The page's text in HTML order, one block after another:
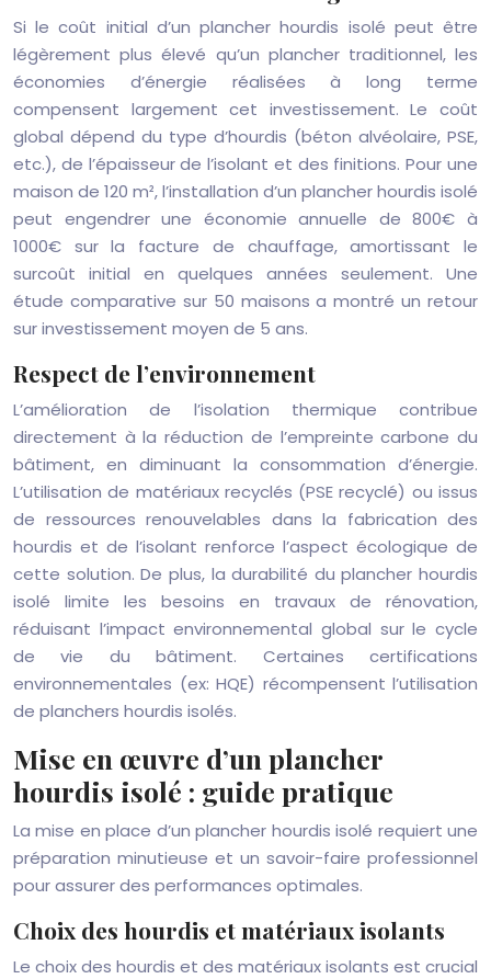
Si le coût initial d’un plancher hourdis isolé peut être
légèrement plus élevé qu’un plancher traditionnel, les
économies d’énergie réalisées à long terme
compensent largement cet investissement. Le coût
global dépend du type d’hourdis (béton alvéolaire, PSE,
etc.), de l’épaisseur de l’isolant et des finitions. Pour une
maison de 120 m², l’installation d’un plancher hourdis isolé
peut engendrer une économie annuelle de 800€ à
1000€ sur la facture de chauffage, amortissant le
surcoût initial en quelques années seulement. Une
étude comparative sur 50 maisons a montré un retour
sur investissement moyen de 5 ans.
Respect de l’environnement
L’amélioration de l’isolation thermique contribue
directement à la réduction de l’empreinte carbone du
bâtiment, en diminuant la consommation d’énergie.
L’utilisation de matériaux recyclés (PSE recyclé) ou issus
de ressources renouvelables dans la fabrication des
hourdis et de l’isolant renforce l’aspect écologique de
cette solution. De plus, la durabilité du plancher hourdis
isolé limite les besoins en travaux de rénovation,
réduisant l’impact environnemental global sur le cycle
de vie du bâtiment. Certaines certifications
environnementales (ex: HQE) récompensent l’utilisation
de planchers hourdis isolés.
Mise en œuvre d’un plancher
hourdis isolé : guide pratique
La mise en place d’un plancher hourdis isolé requiert une
préparation minutieuse et un savoir-faire professionnel
pour assurer des performances optimales.
Choix des hourdis et matériaux isolants
Le choix des hourdis et des matériaux isolants est crucial